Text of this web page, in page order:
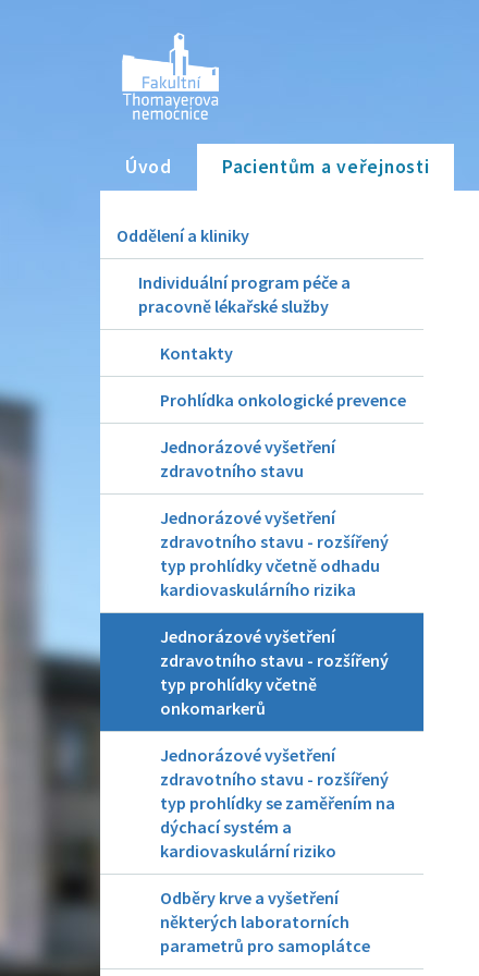
Úvod Pacientům a veřejnosti
Oddělení a kliniky
Individuální program péče a
pracovně lékařské služby
Kontakty
Prohlídka onkologické prevence
Jednorázové vyšetření
zdravotního stavu
Jednorázové vyšetření
zdravotního stavu - rozšířený
typ prohlídky včetně odhadu
kardiovaskulárního rizika
Jednorázové vyšetření
zdravotního stavu - rozšířený
typ prohlídky včetně
onkomarkerů
Jednorázové vyšetření
zdravotního stavu - rozšířený
typ prohlídky se zaměřením na
dýchací systém a
kardiovaskulární riziko
Odběry krve a vyšetření
některých laboratorních
parametrů pro samoplátce